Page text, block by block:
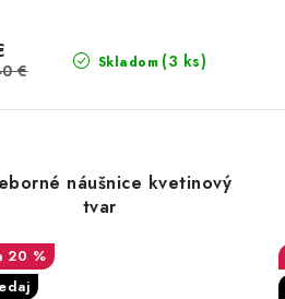
Skladom (3 ks)
€
náušnice kvetinový
tvar
20 %